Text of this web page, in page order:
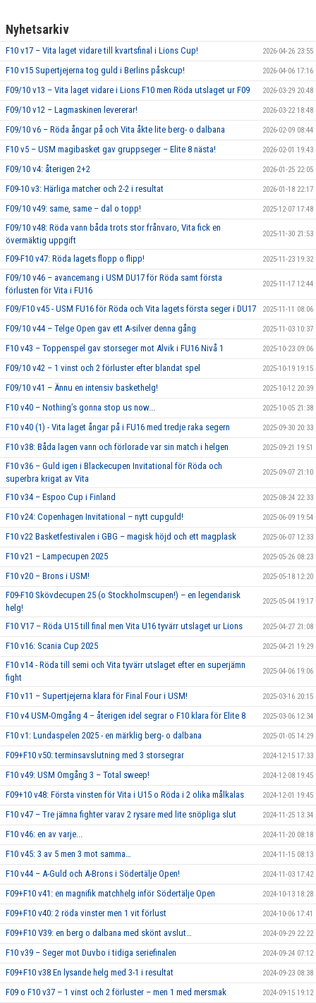
Nyhetsarkiv
F10 v17 – Vita laget vidare till kvartsfinal i Lions Cup! 2026-04-26 23:55
F10 v15 Supertjejerna tog guld i Berlins påskcup! 2026-04-06 17:16
F09/10 v13 – Vita laget vidare i Lions F10 men Röda utslaget ur F09 2026-03-29 20:48
F09/10 v12 – Lagmaskinen levererar! 2026-03-22 18:48
F09/10 v6 – Röda ångar på och Vita åkte lite berg- o dalbana 2026-02-09 08:44
F10 v5 – USM magibasket gav gruppseger – Elite 8 nästa! 2026-02-01 19:43
F09/10 v4: återigen 2+2 2026-01-25 22:05
F09-10 v3: Härliga matcher och 2-2 i resultat 2026-01-18 22:17
F09/10 v49: same, same – dal o topp! 2025-12-07 17:48
F09/10 v48: Röda vann båda trots stor frånvaro, Vita fick en
övermäktig uppgift
2025-11-30 21:53
F09-F10 v47: Röda lagets flopp o flipp! 2025-11-23 19:32
F09/10 v46 – avancemang i USM DU17 för Röda samt första
förlusten för Vita i FU16
2025-11-17 12:44
F09/F10 v45 - USM FU16 för Röda och Vita lagets första seger i DU17 2025-11-11 08:06
F09/10 v44 – Telge Open gav ett A-silver denna gång 2025-11-03 10:37
F10 v43 – Toppenspel gav storseger mot Alvik i FU16 Nivå 1 2025-10-23 09:06
F09/10 v42 – 1 vinst och 2 förluster efter blandat spel 2025-10-19 19:15
F09/10 v41 – Ännu en intensiv baskethelg! 2025-10-12 20:39
F10 v40 – Nothing’s gonna stop us now... 2025-10-05 21:38
F10 v40 (1) - Vita laget ångar på i FU16 med tredje raka segern 2025-09-30 20:33
F10 v38: Båda lagen vann och förlorade var sin match i helgen 2025-09-21 19:51
F10 v36 – Guld igen i Blackecupen Invitational för Röda och
superbra krigat av Vita
2025-09-07 21:10
F10 v34 – Espoo Cup i Finland 2025-08-24 22:33
F10 v24: Copenhagen Invitational – nytt cupguld! 2025-06-09 19:54
F10 v22 Basketfestivalen i GBG – magisk höjd och ett magplask 2025-06-07 12:33
F10 v21 – Lampecupen 2025 2025-05-26 08:23
F10 v20 – Brons i USM! 2025-05-18 12:20
F09-F10 Skövdecupen 25 (o Stockholmscupen!) – en legendarisk
helg!
2025-05-04 19:17
F10 V17 – Röda U15 till final men Vita U16 tyvärr utslaget ur Lions 2025-04-27 21:08
F10 v16: Scania Cup 2025 2025-04-21 19:29
F10 v14 - Röda till semi och Vita tyvärr utslaget efter en superjämn
fight
2025-04-06 19:06
F10 v11 – Supertjejerna klara för Final Four i USM! 2025-03-16 20:15
F10 v4 USM-Omgång 4 – återigen idel segrar o F10 klara för Elite 8 2025-03-06 12:34
F10 v1: Lundaspelen 2025 - en märklig berg- o dalbana 2025-01-05 14:29
F09+F10 v50: terminsavslutning med 3 storsegrar 2024-12-15 17:33
F10 v49: USM Omgång 3 – Total sweep! 2024-12-08 19:45
F09+10 v48: Första vinsten för Vita i U15 o Röda i 2 olika målkalas 2024-12-01 19:45
F10 v47 – Tre jämna fighter varav 2 rysare med lite snöpliga slut 2024-11-25 13:34
F10 v46: en av varje... 2024-11-20 08:18
F10 v45: 3 av 5 men 3 mot samma… 2024-11-15 08:13
F10 v44 – A-Guld och A-Brons i Södertälje Open! 2024-11-03 17:42
F09+F10 v41: en magnifik matchhelg inför Södertälje Open 2024-10-13 18:28
F09+F10 v40: 2 röda vinster men 1 vit förlust 2024-10-06 17:41
F09+F10 V39: en berg o dalbana med skönt avslut… 2024-09-29 22:22
F10 v39 – Seger mot Duvbo i tidiga seriefinalen 2024-09-24 07:12
F09+F10 v38 En lysande helg med 3-1 i resultat 2024-09-23 08:38
F09 o F10 v37 – 1 vinst och 2 förluster – men 1 med mersmak 2024-09-15 19:12